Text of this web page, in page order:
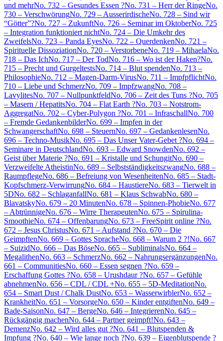
und mehrNo. 732 – Gesundes Essen ?No. 731 – Herr der RingeNo.
730 – VerschwörungNo. 729 – AusserirdischeNo. 728 – Sind wir
“Götter”?No. 727 – ZukunftNo. 726 – Seminar im OktoberNo. 725
– Integration funktioniert nichtNo. 724 – Die Umkehr des
ZweifelsNo. 723 – Panda EyesNo. 722 – QuerdenkenNo. 721 –
Spirituelle DissoziationNo. 720 – VerstorbeneNo. 719 – MihaelaNo.
718 – Das IchNo. 717 – Der TodNo. 716 – Wo ist der Haken?No.
715 – Precht und GurgeltestsNo. 714 – Blut spendenNo. 713 –
PhilosophieNo. 712 – Magen-Darm-VirusNo. 711 – ImpfpflichtNo.
710 – Liebe und SchmerzNo. 709 – ImpfzwangNo. 708 –
LavylitesNo. 707 – NullpunktfeldNo. 706 – Zeit des Tuns ?No. 705
– Masern / HepatitsNo. 704 – Flat Earth ?No. 703 – Notstrom-
AggregatNo. 702 – Cyber-Polygon ?No. 701 – InfraschallNo. 700
– Fremde GedankenbilderNo. 699 – Impfen in der
SchwangerschaftNo. 698 – SteuernNo. 697 – GedankenlesenNo.
696 – Techno-MusikNo. 695 – Das Unser Vater-Gebet ?No. 694 –
Seminare in DeutschlandNo. 693 – Edward SnowdenNo. 692 –
Geist über Materie ?No. 691 – Kristalle und SchungitNo. 690 –
Verzweifelte AtheistinNo. 689 – SelbstständigkeitszwangNo. 688 –
RaumpflegeNo. 686 – Befreiung von WesenheitenNo. 685 – Stadt-
Kopfschmerz-VerwirrungNo. 684 – HaustiereNo. 683 – Tierwelt in
5DNo. 682 – SchlaganfallNo. 681 – Klaus SchwabNo. 680 –
BlavatskyNo. 679 – 20 MinutenNo. 678 – Spinnen-PhobieNo. 677
– AbtrünnigeNo. 676 – Wirre TherapeutenNo. 675 – Spirulina-
SmoothieNo. 674 – OffenbarungNo. 673 – FreeSpirit online ?No.
672 – Jesus ChristusNo. 671 – Aufstand ?No. 670 – Die
GeimpftenNo. 669 – Gottes SpracheNo. 668 – Warum 2 ?!No. 667
– SuizidNo. 666 – Das BöseNo. 665 – SubliminalsNo. 664 –
MegalithenNo. 663 – SchmerzNo. 662 – NahrungsergänzungenNo.
661 – CommunitiesNo. 660 – Essen segnen ?No. 659 –
Erschaffung Gottes ?No. 658 – Urushdaur ?No. 657 – Gefühle
abnehmenNo. 656 – CDL / CDL +No. 655 – 5D-MeditationNo.
654 – Smart Dust / Chalk DustNo. 653 – WasserwirblerNo. 652 –
KrankheitNo. 651 – VorsorgeNo. 650 – Kinder entgiftenNo. 649 –
Bade-SaisonNo. 647 – BergeNo. 646 – IntegrierenNo. 645 –
Rückgängig machenNo. 644 – Partner geimpft!No. 643 –
DemenzNo. 642 – Wird alles gut ?No. 641 – Blutspenden &
Impfung ?No. 640 – Wie lange noch ?No. 639 – Eigenblutspende ?